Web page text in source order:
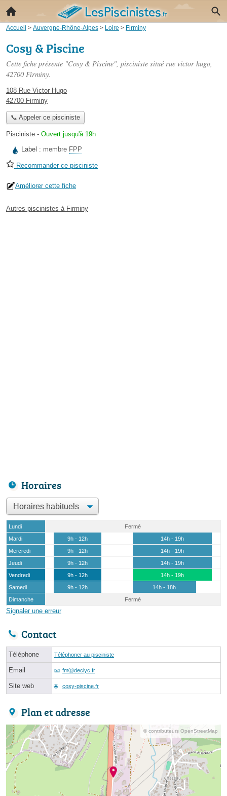
Accueil > Auvergne-Rhône-Alpes > Loire > Firminy
Cosy & Piscine
Cette fiche présente "Cosy & Piscine", pisciniste situé rue victor hugo,
42700 Firminy.
108 Rue Victor Hugo
42700 Firminy
📞 Appeler ce pisciniste
Pisciniste - Ouvert jusqu'à 19h
Label : membre FPP
Recommander ce pisciniste
Améliorer cette fiche
Autres piscinistes à Firminy
Horaires
Lundi
Fermé
Mardi
9h - 12h
14h - 19h
Mercredi
9h - 12h
14h - 19h
Jeudi
9h - 12h
14h - 19h
Vendredi
9h - 12h
14h - 19h
Samedi
9h - 12h
14h - 18h
Dimanche
Fermé
Signaler une erreur
Contact
Téléphone Téléphoner au pisciniste
Email fmⓐdeclyc.fr
Site web cosy-piscine.fr
Plan et adresse
© contributeurs OpenStreetMap